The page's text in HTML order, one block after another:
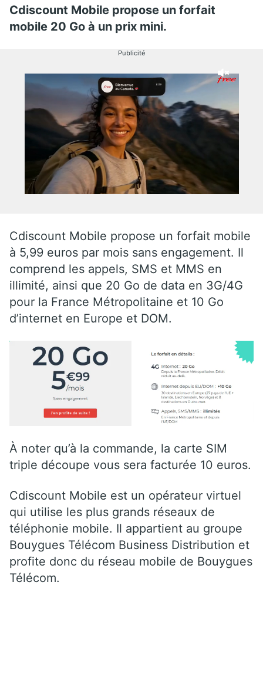
Cdiscount Mobile propose un forfait
mobile 20 Go à un prix mini.
Publicité
Cdiscount Mobile propose un forfait mobile
à 5,99 euros par mois sans engagement. Il
comprend les appels, SMS et MMS en
illimité, ainsi que 20 Go de data en 3G/4G
pour la France Métropolitaine et 10 Go
d’internet en Europe et DOM.
À noter qu’à la commande, la carte SIM
triple découpe vous sera facturée 10 euros.
Cdiscount Mobile est un opérateur virtuel
qui utilise les plus grands réseaux de
téléphonie mobile. Il appartient au groupe
Bouygues Télécom Business Distribution et
profite donc du réseau mobile de Bouygues
Télécom.